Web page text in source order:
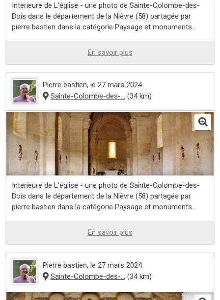
Interieure de L'église - une photo de Sainte-Colombe-des-
Bois dans le département de la Nièvre (58) partagée par
pierre bastien dans la catégorie Paysage et monuments...
En savoir plus
Pierre bastien, le 27 mars 2024
Sainte-Colombe-des-... (34 km)
Interieure de L'église - une photo de Sainte-Colombe-des-
Bois dans le département de la Nièvre (58) partagée par
pierre bastien dans la catégorie Paysage et monuments...
En savoir plus
Pierre bastien, le 27 mars 2024
Sainte-Colombe-des-... (34 km)